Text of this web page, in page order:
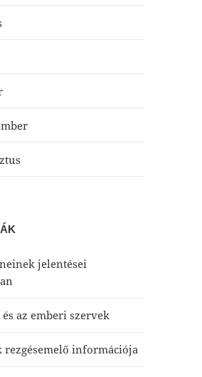
jelentései
az emberi szervek
rezgésemelő információja